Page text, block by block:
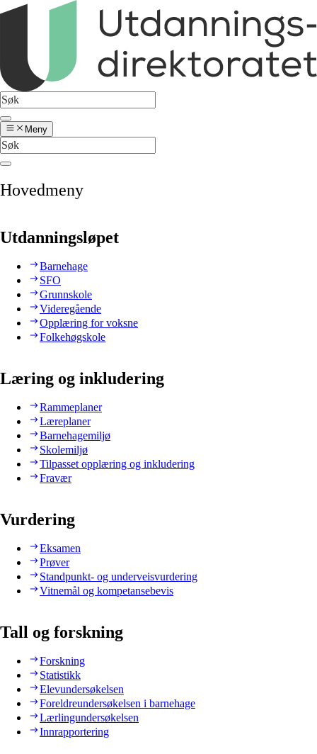
Meny
Hovedmeny
Utdanningsløpet
Barnehage
SFO
Grunnskole
Videregående
Opplæring for voksne
Folkehøgskole
Læring og inkludering
Rammeplaner
Læreplaner
Barnehagemiljø
Skolemiljø
Tilpasset opplæring og inkludering
Fravær
Vurdering
Eksamen
Prøver
Standpunkt- og underveisvurdering
Vitnemål og kompetansebevis
Tall og forskning
Forskning
Statistikk
Elevundersøkelsen
Foreldreundersøkelsen i barnehage
Lærlingundersøkelsen
Innrapportering